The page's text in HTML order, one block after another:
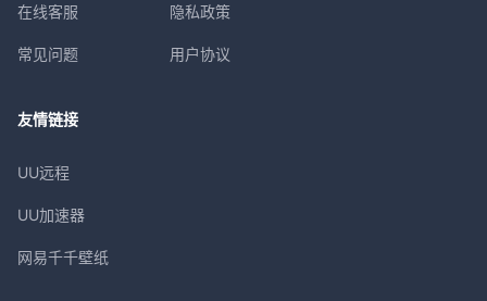
在线客服
常见问题
隐私政策
用户协议
友情链接
UU远程
UU加速器
网易千千壁纸